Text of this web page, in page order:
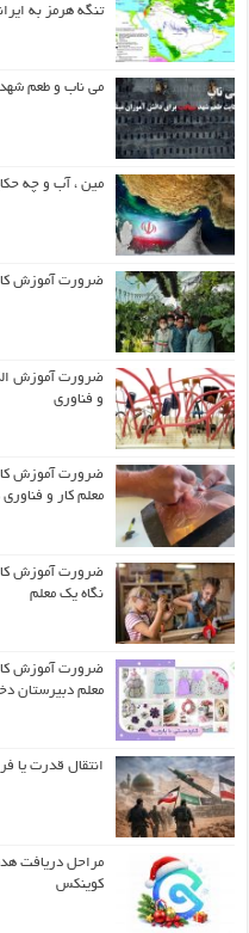
تنگه هرمز به
می ناب و طعم
مین ، آب و چه
ضرورت آموزش
ضرورت آموزش
و فناوری
ضرورت آموزش
معلم کار و
ضرورت آموزش
نگاه یک معلم
ضرورت آموزش کار
معلم دبیرستان
انتقال قدرت یا
مراحل دریافت
کوینکس